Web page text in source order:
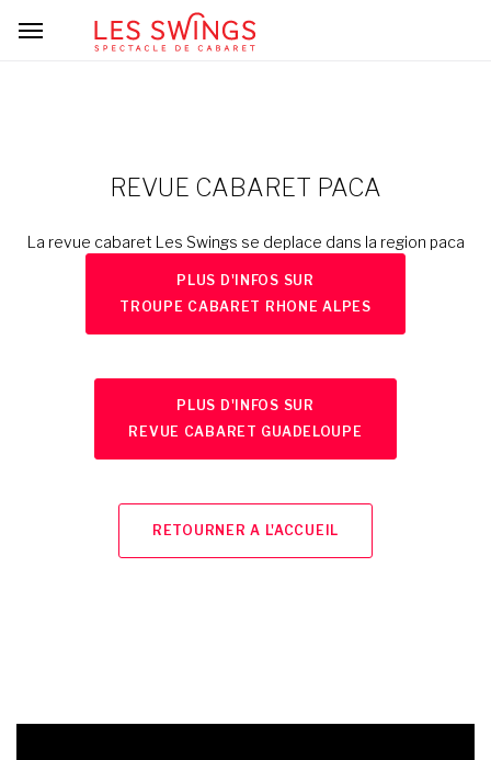
REVUE CABARET PACA
La revue cabaret Les Swings se deplace dans la region paca
PLUS D'INFOS SUR
TROUPE CABARET RHONE ALPES
PLUS D'INFOS SUR
REVUE CABARET GUADELOUPE
RETOURNER A L'ACCUEIL